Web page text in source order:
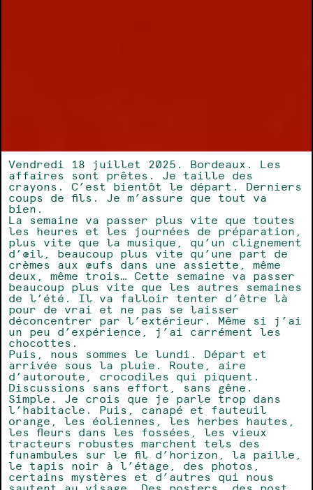
Vendredi 18 juillet 2025. Bordeaux. Les
affaires sont prêtes. Je taille des
crayons. C’est bientôt le départ. Derniers
coups de fils. Je m’assure que tout va
bien.
La semaine va passer plus vite que toutes
les heures et les journées de préparation,
plus vite que la musique, qu’un clignement
d’œil, beaucoup plus vite qu’une part de
crèmes aux œufs dans une assiette, même
deux, même trois… Cette semaine va passer
beaucoup plus vite que les autres semaines
de l’été. Il va falloir tenter d’être là
pour de vrai et ne pas se laisser
déconcentrer par l’extérieur. Même si j’ai
un peu d’expérience, j’ai carrément les
chocottes.
Puis, nous sommes le lundi. Départ et
arrivée sous la pluie. Route, aire
d’autoroute, crocodiles qui piquent.
Discussions sans effort, sans gêne.
Simple. Je crois que je parle trop dans
l’habitacle. Puis, canapé et fauteuil
orange, les éoliennes, les herbes hautes,
les fleurs dans les fossées, les vieux
tracteurs robustes marchent tels des
funambules sur le fil d’horizon, la paille,
le tapis noir à l’étage, des photos,
certains mystères et d’autres qui nous